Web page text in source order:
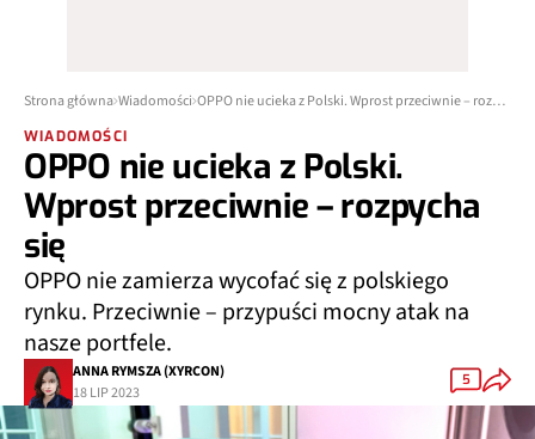
Strona główna Wiadomości OPPO nie ucieka z Polski. Wprost przeciwnie – rozpycha się
WIADOMOŚCI
OPPO nie ucieka z Polski.
Wprost przeciwnie – rozpycha
się
OPPO nie zamierza wycofać się z polskiego
rynku. Przeciwnie – przypuści mocny atak na
nasze portfele.
ANNA RYMSZA (XYRCON)
18 LIP 2023
5